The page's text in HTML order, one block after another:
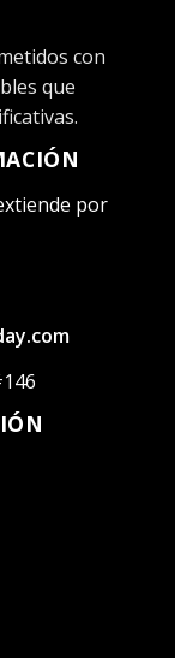
con
que
por